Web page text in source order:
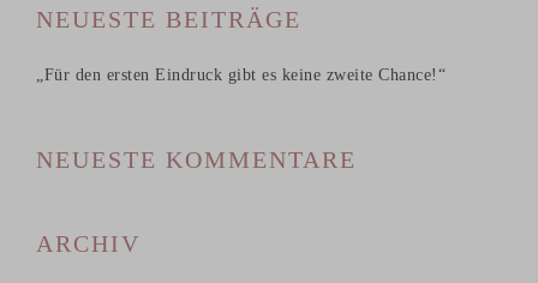
NEUESTE BEITRÄGE
„Für den ersten Eindruck gibt es keine zweite Chance!“
NEUESTE KOMMENTARE
ARCHIV